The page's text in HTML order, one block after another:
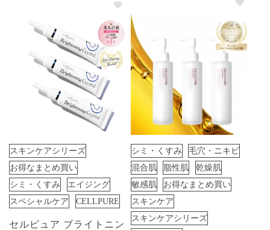
スキンケアシリーズ
お得なまとめ買い
シミ・くすみ
エイジング
スペシャルケア
CELLPURE
セルピュア ブライトニン
シミ・くすみ
毛穴・ニキビ
混合肌
脂性肌
乾燥肌
敏感肌
お得なまとめ買い
スキンケア
スキンケアシリーズ